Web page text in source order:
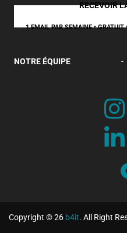
RECEVOIR
1 EMAIL PAR SEMAINE •
NOTRE ÉQUIPE -
Copyright © 26 b4it. All Right